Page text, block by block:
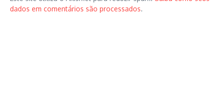
dados em comentários são processados.